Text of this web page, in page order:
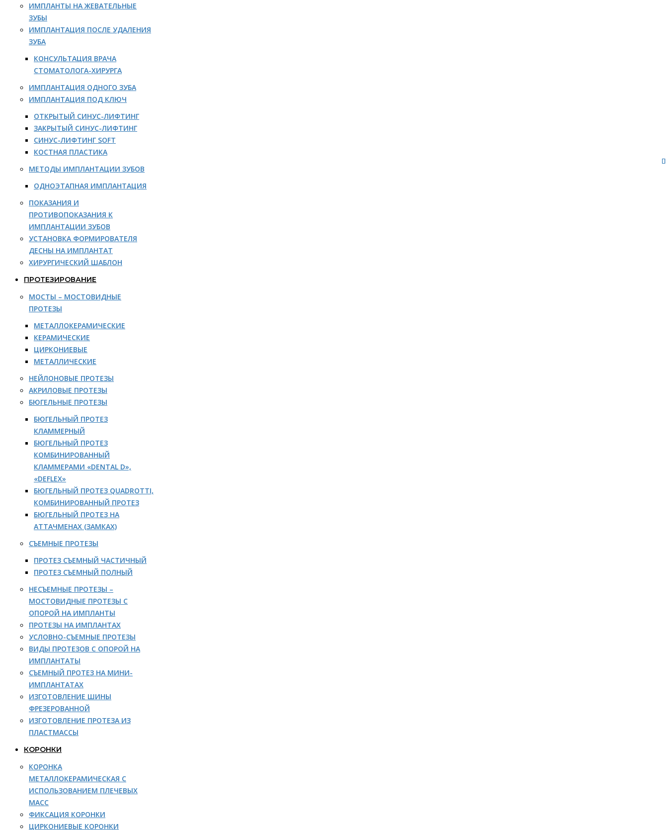
ИМПЛАНТЫ НА ЖЕВАТЕЛЬНЫЕ
ЗУБЫ
ИМПЛАНТАЦИЯ ПОСЛЕ УДАЛЕНИЯ
ЗУБА
КОНСУЛЬТАЦИЯ ВРАЧА
СТОМАТОЛОГА-ХИРУРГА
ИМПЛАНТАЦИЯ ОДНОГО ЗУБА
ИМПЛАНТАЦИЯ ПОД КЛЮЧ
ОТКРЫТЫЙ СИНУС-ЛИФТИНГ
ЗАКРЫТЫЙ СИНУС-ЛИФТИНГ
СИНУС-ЛИФТИНГ SOFT
КОСТНАЯ ПЛАСТИКА
МЕТОДЫ ИМПЛАНТАЦИИ ЗУБОВ
ОДНОЭТАПНАЯ ИМПЛАНТАЦИЯ
ПОКАЗАНИЯ И
ПРОТИВОПОКАЗАНИЯ К
ИМПЛАНТАЦИИ ЗУБОВ
УСТАНОВКА ФОРМИРОВАТЕЛЯ
ДЕСНЫ НА ИМПЛАНТАТ
ХИРУРГИЧЕСКИЙ ШАБЛОН
ПРОТЕЗИРОВАНИЕ
МОСТЫ – МОСТОВИДНЫЕ
ПРОТЕЗЫ
МЕТАЛЛОКЕРАМИЧЕСКИЕ
КЕРАМИЧЕСКИЕ
ЦИРКОНИЕВЫЕ
МЕТАЛЛИЧЕСКИЕ
НЕЙЛОНОВЫЕ ПРОТЕЗЫ
АКРИЛОВЫЕ ПРОТЕЗЫ
БЮГЕЛЬНЫЕ ПРОТЕЗЫ
БЮГЕЛЬНЫЙ ПРОТЕЗ
КЛАММЕРНЫЙ
БЮГЕЛЬНЫЙ ПРОТЕЗ
КОМБИНИРОВАННЫЙ
КЛАММЕРАМИ «DENTAL D»,
«DEFLEX»
БЮГЕЛЬНЫЙ ПРОТЕЗ QUADROTTI,
КОМБИНИРОВАННЫЙ ПРОТЕЗ
БЮГЕЛЬНЫЙ ПРОТЕЗ НА
АТТАЧМЕНАХ (ЗАМКАХ)
СЪЕМНЫЕ ПРОТЕЗЫ
ПРОТЕЗ СЪЕМНЫЙ ЧАСТИЧНЫЙ
ПРОТЕЗ СЪЕМНЫЙ ПОЛНЫЙ
НЕСЪЕМНЫЕ ПРОТЕЗЫ –
МОСТОВИДНЫЕ ПРОТЕЗЫ С
ОПОРОЙ НА ИМПЛАНТЫ
ПРОТЕЗЫ НА ИМПЛАНТАХ
УСЛОВНО-СЪЕМНЫЕ ПРОТЕЗЫ
ВИДЫ ПРОТЕЗОВ С ОПОРОЙ НА
ИМПЛАНТАТЫ
СЪЕМНЫЙ ПРОТЕЗ НА МИНИ-
ИМПЛАНТАТАХ
ИЗГОТОВЛЕНИЕ ШИНЫ
ФРЕЗЕРОВАННОЙ
ИЗГОТОВЛЕНИЕ ПРОТЕЗА ИЗ
ПЛАСТМАССЫ
КОРОНКИ
КОРОНКА
МЕТАЛЛОКЕРАМИЧЕСКАЯ С
ИСПОЛЬЗОВАНИЕМ ПЛЕЧЕВЫХ
МАСС
ФИКСАЦИЯ КОРОНКИ
ЦИРКОНИЕВЫЕ КОРОНКИ